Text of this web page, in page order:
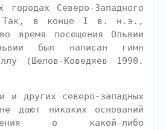
городах Северо-Западного
Так, в конце I в. н.э.,
время посещения Ольвии
был написан гимн
(Шелов-Коведяев 1990.
и других северо-западных
дают никаких оснований
о какой-либо